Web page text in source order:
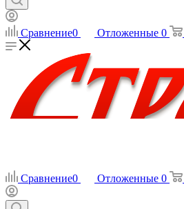
Сравнение0 Отложенные 0
Сравнение0 Отложенные 0